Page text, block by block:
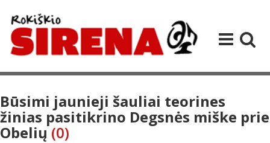
Būsimi jaunieji šauliai teorines
žinias pasitikrino Degsnės miške prie
Obelių (0)